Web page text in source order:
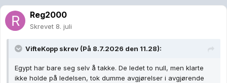
Reg2000
Skrevet 8. juli
VifteKopp skrev (På 8.7.2026 den 11.28):
Egypt har bare seg selv å takke. De ledet to null, men klarte
ikke holde på ledelsen, tok dumme avgjørelser i avgjørende